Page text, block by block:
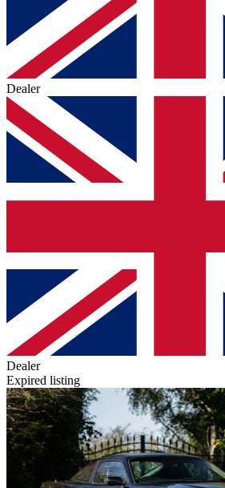
Dealer
Dealer
Expired listing